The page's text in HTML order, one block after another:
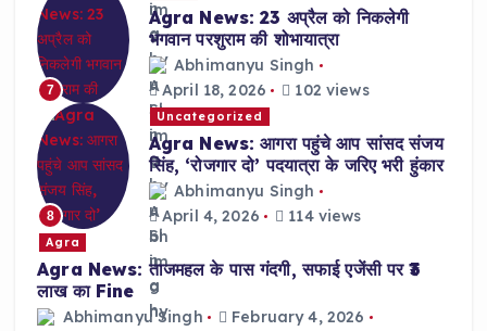
7
Agra News: 23 अप्रैल को निकलेगी
भगवान परशुराम की शोभायात्रा
Abhimanyu Singh
April 18, 2026
102 views
8
Uncategorized
Agra News: आगरा पहुंचे आप सांसद संजय
सिंह, ‘रोजगार दो’ पदयात्रा के जरिए भरी हुंकार
Abhimanyu Singh
April 4, 2026
114 views
Agra
Agra News: ताजमहल के पास गंदगी, सफाई एजेंसी पर ₹3
लाख का Fine
Abhimanyu Singh
February 4, 2026